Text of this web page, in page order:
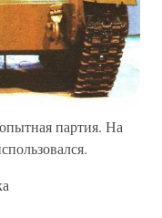
партия. На